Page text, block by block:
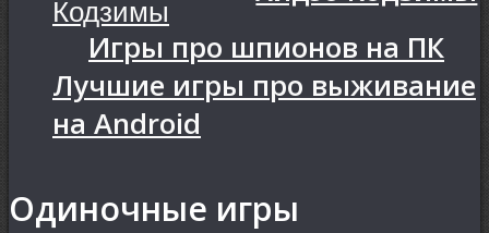
Игры про шпионов на ПК
Лучшие игры про выживание
на Android
Одиночные игры